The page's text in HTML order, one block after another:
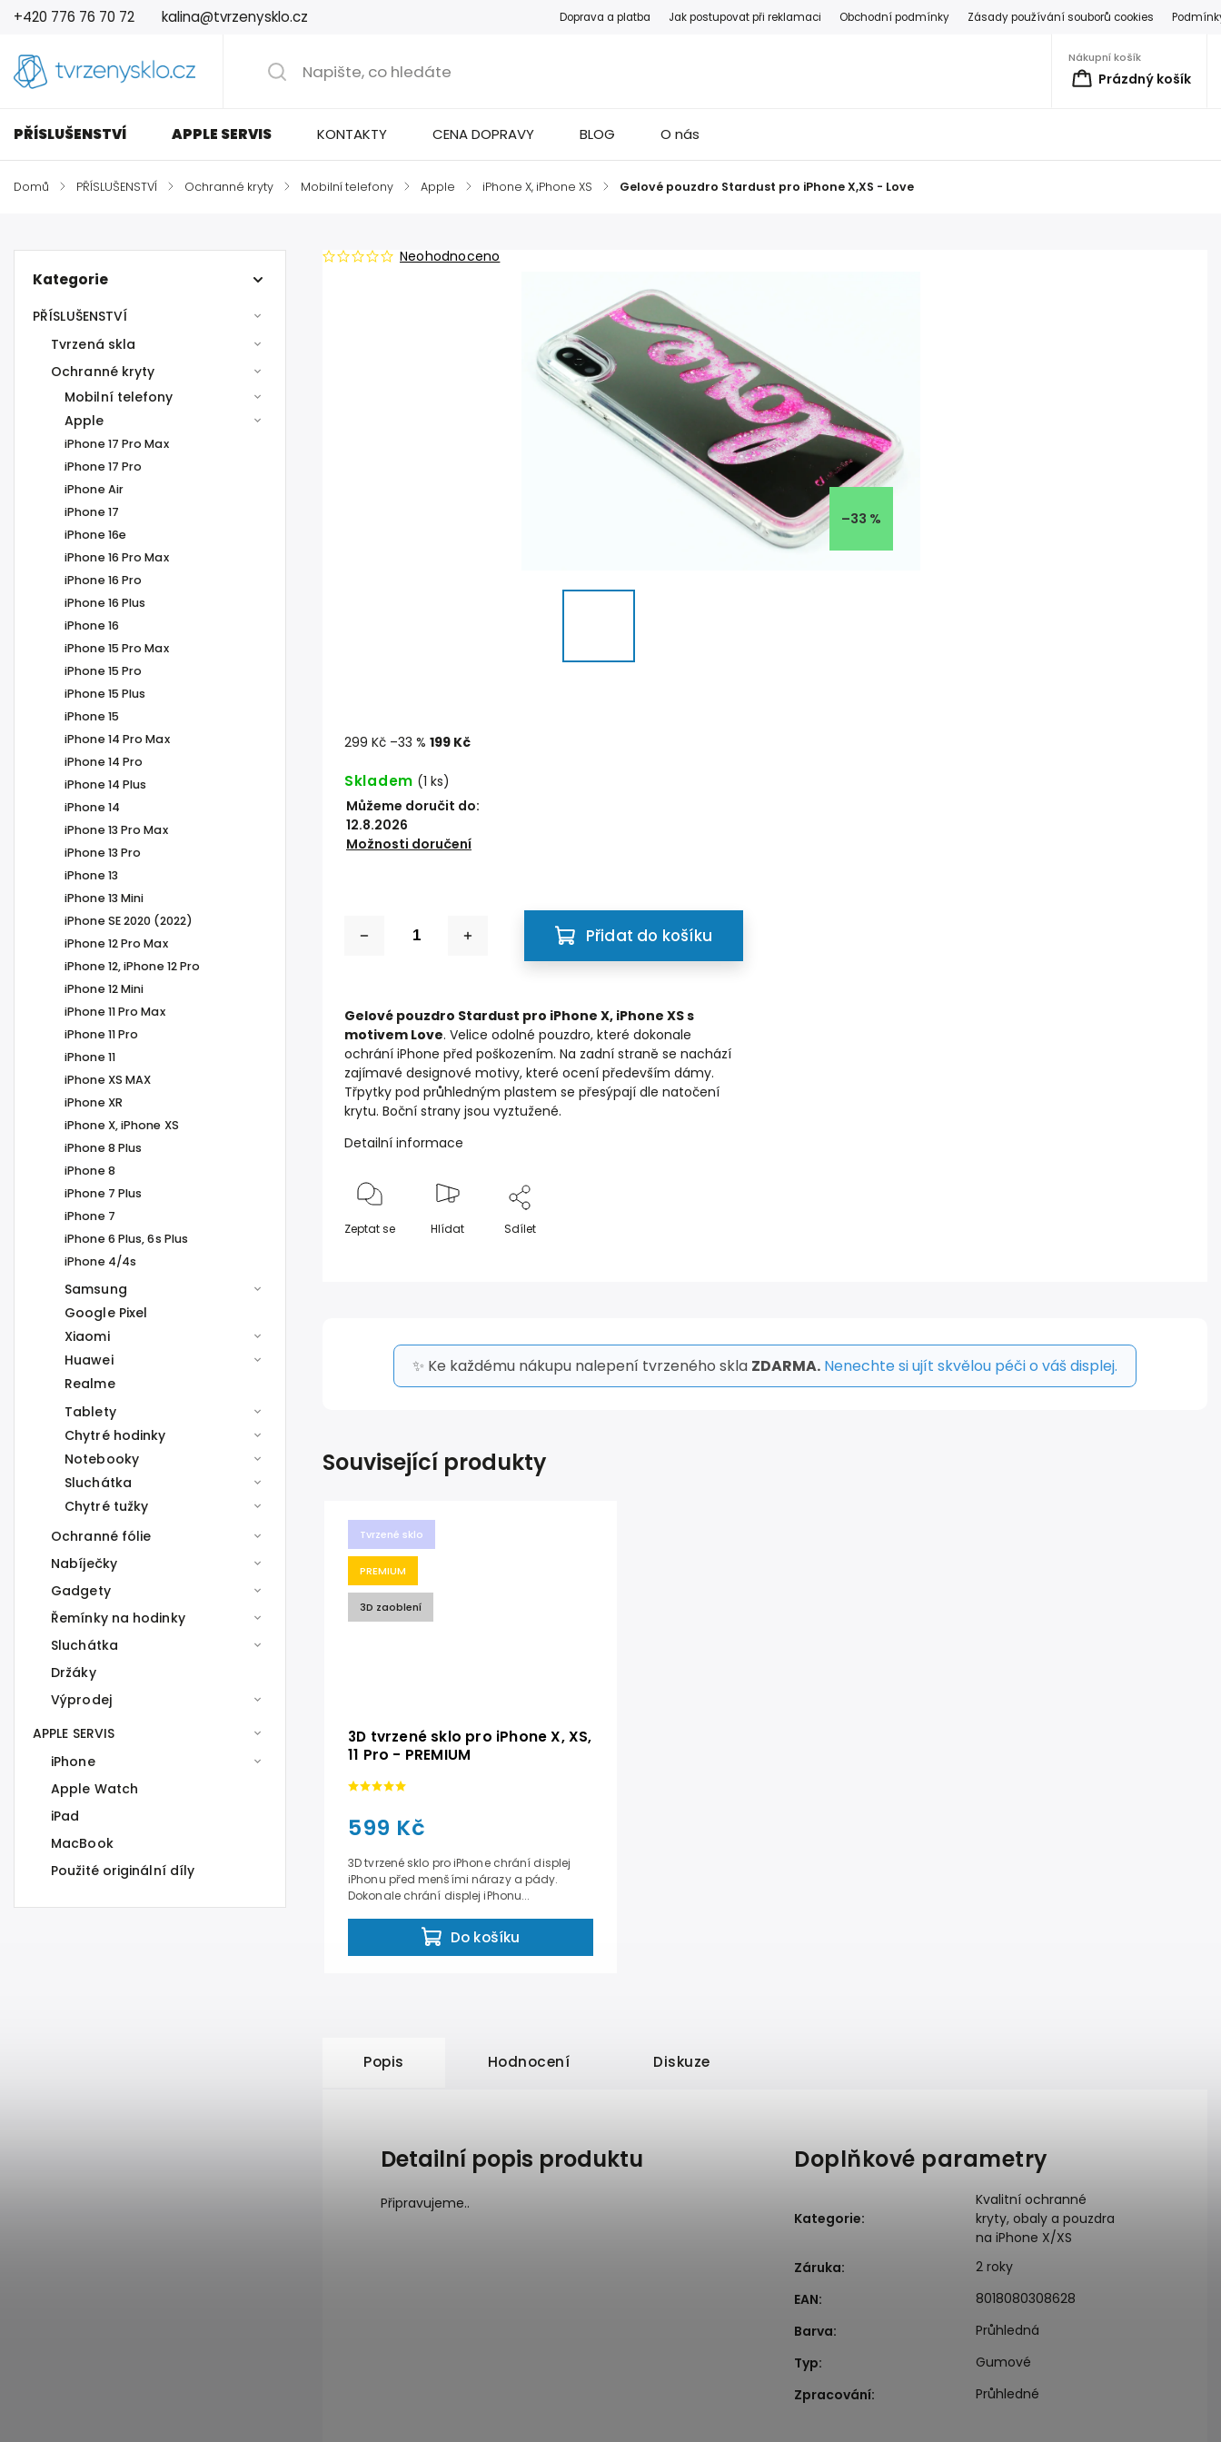
+420 776 76 70 72 kalina@tvrzenysklo.cz Doprava a platba Jak postupovat při reklamaci Obchodní podmínky Zásady používání souborů cookies
Nákupní košík
Prázdný košík
PŘÍSLUŠENSTVÍ APPLE SERVIS KONTAKTY CENA DOPRAVY BLOG O nás
Domů / PŘÍSLUŠENSTVÍ / Ochranné kryty / Mobilní telefony / Apple / iPhone X, iPhone XS / Gelové pouzdro Stardust pro iPhone X,XS - Love
Kategorie
PŘÍSLUŠENSTVÍ
Tvrzená skla
Ochranné kryty
Mobilní telefony
Apple
iPhone 17 Pro Max
iPhone 17 Pro
iPhone Air
iPhone 17
iPhone 16e
iPhone 16 Pro Max
iPhone 16 Pro
iPhone 16 Plus
iPhone 16
iPhone 15 Pro Max
iPhone 15 Pro
iPhone 15 Plus
iPhone 15
iPhone 14 Pro Max
iPhone 14 Pro
iPhone 14 Plus
iPhone 14
iPhone 13 Pro Max
iPhone 13 Pro
iPhone 13
iPhone 13 Mini
iPhone SE 2020 (2022)
iPhone 12 Pro Max
iPhone 12, iPhone 12 Pro
iPhone 12 Mini
iPhone 11 Pro Max
iPhone 11 Pro
iPhone 11
iPhone XS MAX
iPhone XR
iPhone X, iPhone XS
iPhone 8 Plus
iPhone 8
iPhone 7 Plus
iPhone 7
iPhone 6 Plus, 6s Plus
iPhone 4/4s
Samsung
Google Pixel
Xiaomi
Huawei
Realme
Tablety
Chytré hodinky
Notebooky
Sluchátka
Chytré tužky
Ochranné fólie
Nabíječky
Gadgety
Řemínky na hodinky
Sluchátka
Držáky
Výprodej
APPLE SERVIS
iPhone
Apple Watch
iPad
MacBook
Použité originální díly
Neohodnoceno
–33 %
299 Kč –33 % 199 Kč
Skladem (1 ks)
Můžeme doručit do:
12.8.2026
Možnosti doručení
Přidat do košíku
Gelové pouzdro Stardust pro iPhone X, iPhone XS s
motivem Love. Velice odolné pouzdro, které dokonale
ochrání iPhone před poškozením. Na zadní straně se nachází
zajímavé designové motivy, které ocení především dámy.
Třpytky pod průhledným plastem se přesýpají dle natočení
krytu. Boční strany jsou vyztužené.
Detailní informace
Zeptat se Hlídat Sdílet
✨ Ke každému nákupu nalepení tvrzeného skla ZDARMA. Nenechte si ujít skvělou péči o váš displej.
Související produkty
Tvrzené sklo
PREMIUM
3D zaoblení
3D tvrzené sklo pro iPhone X, XS,
11 Pro - PREMIUM
599 Kč
Do košíku
3D tvrzené sklo pro iPhone chrání displej
iPhonu před menšími nárazy a pády.
Dokonale chrání displej iPhonu...
Popis Hodnocení Diskuze
Detailní popis produktu
Připravujeme..
Doplňkové parametry
Kategorie:
Kvalitní ochranné
kryty, obaly a pouzdra
na iPhone X/XS
Záruka:
2 roky
EAN:
8018080308628
Barva:
Průhledná
Typ:
Gumové
Zpracování: Průhledné